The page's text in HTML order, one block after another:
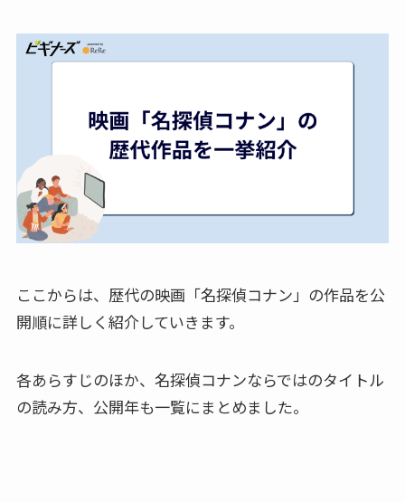
ここからは、歴代の映画「名探偵コナン」の作品を公
開順に詳しく紹介していきます。
各あらすじのほか、名探偵コナンならではのタイトル
の読み方、公開年も一覧にまとめました。